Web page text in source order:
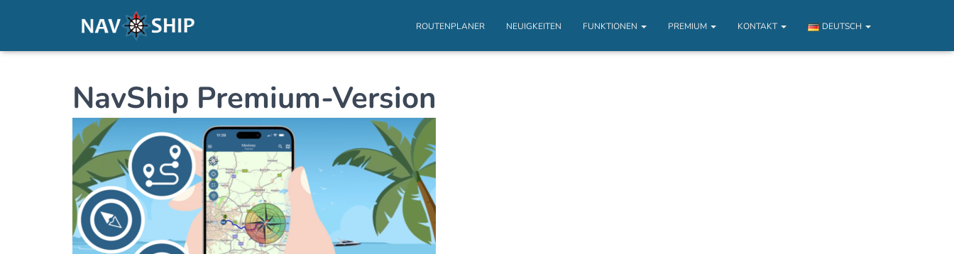
ROUTENPLANER NEUIGKEITEN FUNKTIONEN PREMIUM KONTAKT DEUTSCH
NavShip Premium-Version